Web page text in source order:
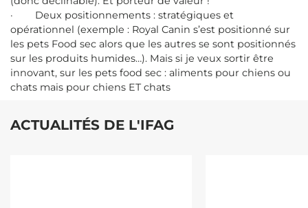
· Deux positionnements : stratégiques et
opérationnel (exemple : Royal Canin s’est positionné sur
les pets Food sec alors que les autres se sont positionnés
sur les produits humides…). Mais si je veux sortir être
innovant, sur les pets food sec : aliments pour chiens ou
chats mais pour chiens ET chats
ACTUALITÉS DE L'IFAG